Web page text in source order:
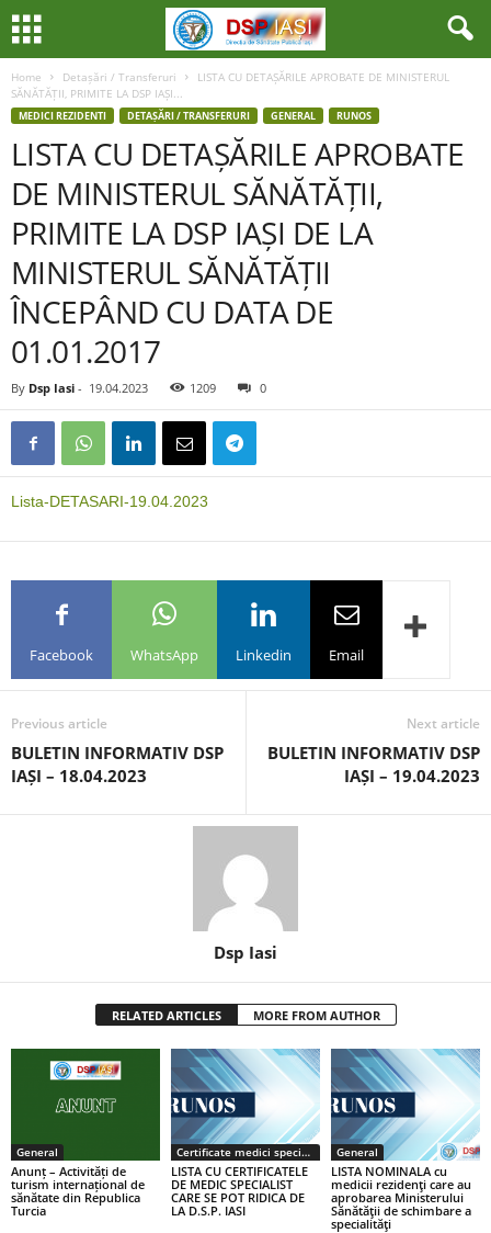
Home Detașări / Transferuri
LISTA CU DETAȘĂRILE APROBATE DE MINISTERUL
SĂNĂTĂȚII, PRIMITE LA DSP IAȘI...
MEDICI REZIDENTI DETAȘĂRI / TRANSFERURI GENERAL RUNOS
LISTA CU DETAȘĂRILE APROBATE
DE MINISTERUL SĂNĂTĂȚII,
PRIMITE LA DSP IAȘI DE LA
MINISTERUL SĂNĂTĂȚII
ÎNCEPÂND CU DATA DE
01.01.2017
By Dsp Iasi - 19.04.2023 1209 0
Lista-DETASARI-19.04.2023
Facebook WhatsApp Linkedin Email
Previous article
BULETIN INFORMATIV DSP
IAȘI – 18.04.2023
Next article
BULETIN INFORMATIV DSP
IAȘI – 19.04.2023
Dsp Iasi
RELATED ARTICLES MORE FROM AUTHOR
General
Anunț – Activități de
turism internațional de
sănătate din Republica
Turcia
Certificate medici specialiști / primari
LISTA CU CERTIFICATELE
DE MEDIC SPECIALIST
CARE SE POT RIDICA DE
LA D.S.P. IASI
General
LISTA NOMINALA cu
medicii rezidenţi care au
aprobarea Ministerului
Sănătăţii de schimbare a
specialităţi